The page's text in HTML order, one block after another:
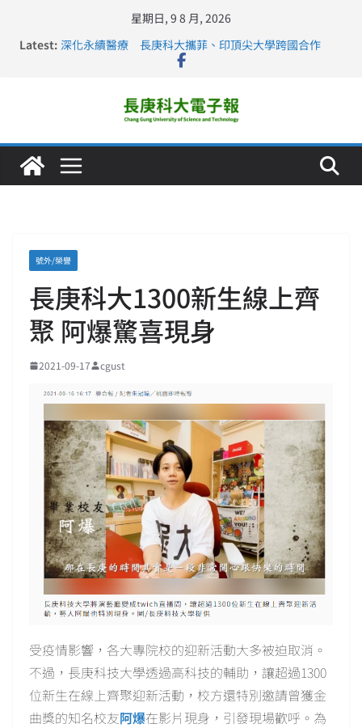
星期日, 9 8 月, 2026
Latest: 深化永續醫療 長庚科大攜菲、印頂尖大學跨國合作
長庚科大訪凱瑟醫療集團、美容學校收穫豐
仁德醫專與長庚科大締結策略聯盟 培育護理尖兵
長庚科大連四年穩居《遠見》醫學大學第5名 辦學實力再
號外/榮譽
長庚科大1300新生線上齊
聚 阿爆驚喜現身
2021-09-17 cgust
受疫情影響，各大專院校的迎新活動大多被迫取消。
不過，長庚科技大學透過高科技的輔助，讓超過1300
位新生在線上齊聚迎新活動，校方還特別邀請曾獲金
曲獎的知名校友阿爆在影片現身，引發現場歡呼。為